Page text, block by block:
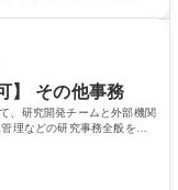
休2日
く業務に取り組める
限を意識したスケジュ
、コーポレート部門）
】 その他事務
、研究開発チームと外部機関
理などの研究事務全般をお